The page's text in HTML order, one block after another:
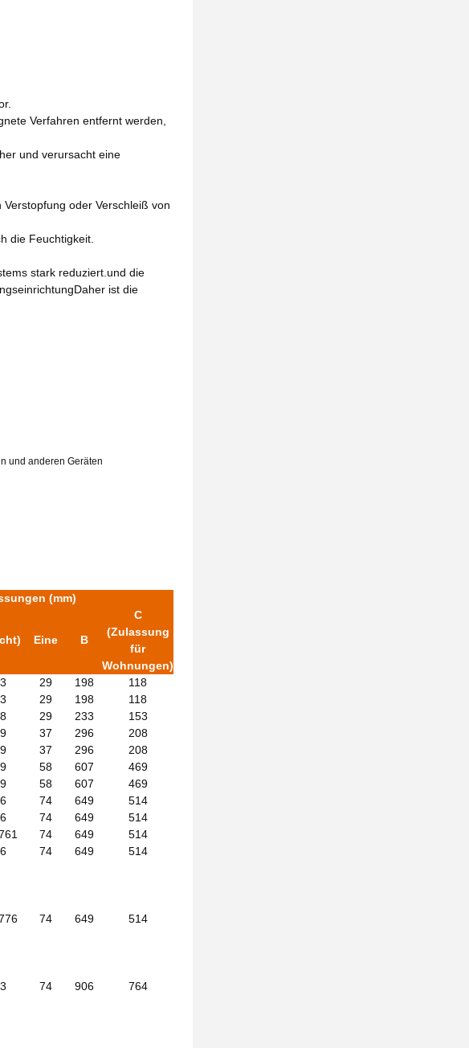
.
Verfahren entfernt werden,
und verursacht eine
oder Verschleiß von
die Feuchtigkeit.
stark reduziert.und die
ist die
und anderen Geräten
(mm)
Eine B
C
(Zulassung
für
Wohnungen)
29 198
118
29 198
118
29 233
153
37 296
208
37 296
208
58 607
469
58 607
469
74 649
514
74 649
514
74 649
514
74 649 514
74 649 514
74 906 764